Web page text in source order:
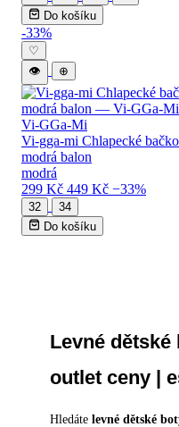
Do košíku
-33%
♡
👁
⊕
Vi-GGa-Mi
Vi-gga-mi Chlapecké
modrá balon
modrá
299 Kč 449 Kč −33%
32
34
Do košíku
Levné
outlet ceny |
Hledáte levné dětské